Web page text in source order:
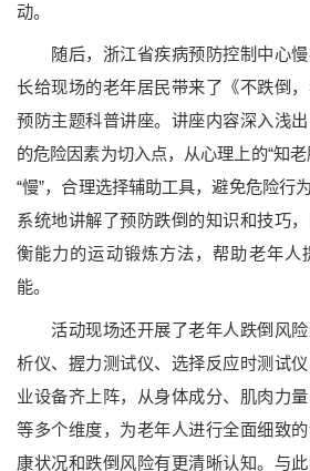
动。
随后，浙江省疾病预防控制中心慢
长给现场的老年居民带来了《不跌倒
预防主题科普讲座。讲座内容深入浅
的危险因素为切入点，从心理上的“知
“慢”，合理选择辅助工具，避免危险行
系统地讲解了预防跌倒的知识和技巧
衡能力的运动锻炼方法，帮助老年人
能。
活动现场还开展了老年人跌倒风险
析仪、握力测试仪、选择反应时测试
业设备齐上阵，从身体成分、肌肉力
等多个维度，为老年人进行全面细致
康状况和跌倒风险有更清晰认知。与